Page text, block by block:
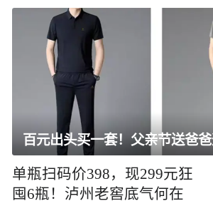
单瓶扫码价398，现299元狂
囤6瓶！泸州老窖底气何在